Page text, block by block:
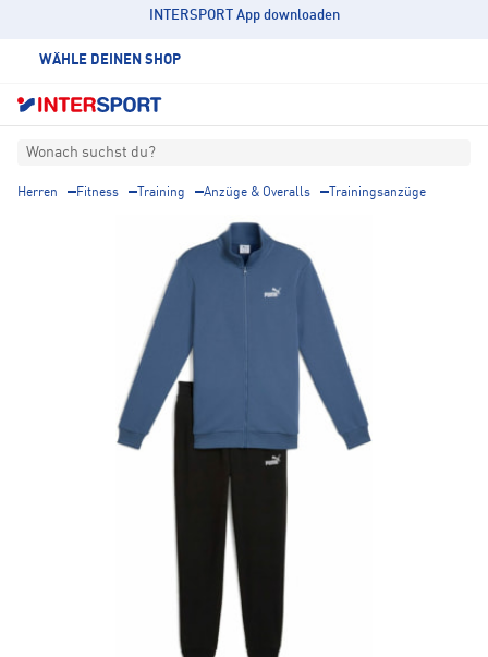
INTERSPORT App downloaden
WÄHLE DEINEN SHOP
Wonach suchst du?
Herren Fitness Training Anzüge & Overalls Trainingsanzüge